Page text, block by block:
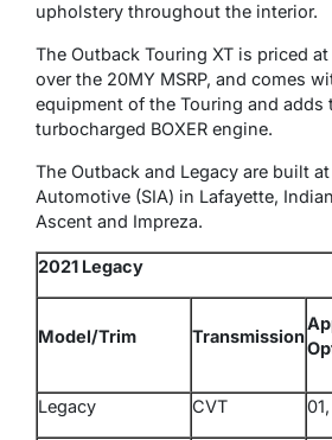
upholstery throughout the interior.
The Outback Touring XT is priced
over the 20MY MSRP, and comes
equipment of the Touring and adds
turbocharged BOXER engine.
The Outback and Legacy are built
Automotive (SIA) in Lafayette,
Ascent and Impreza.
2021 Legacy
Model/Trim Transmission
Legacy CVT